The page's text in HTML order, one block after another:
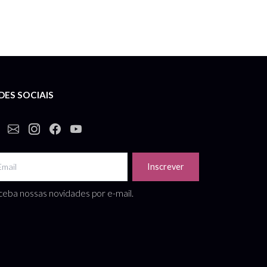
SOCIAIS
Inscrever
nossas novidades por e-mail.